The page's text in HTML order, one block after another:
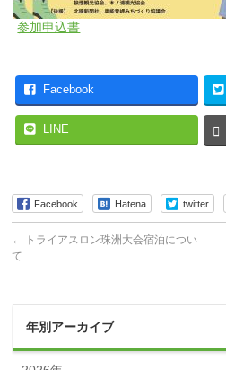
参加申込書
Facebook
LINE
Facebook Hatena twitter
←
トライアスロン珠洲大会宿泊につい
て
年別アーカイブ